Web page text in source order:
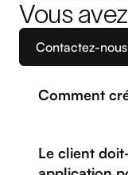
Vous
Contactez-nous
Comment
Le client